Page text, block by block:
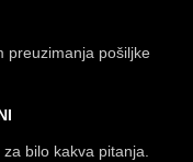
preuzimanja pošiljke
bilo kakva pitanja.